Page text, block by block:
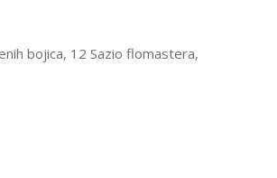
bojica, 12 Sazio flomastera,